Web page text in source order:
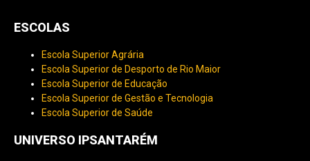
ESCOLAS
Escola Superior Agrária
Escola Superior de Desporto de Rio Maior
Escola Superior de Educação
Escola Superior de Gestão e Tecnologia
Escola Superior de Saúde
UNIVERSO IPSANTARÉM